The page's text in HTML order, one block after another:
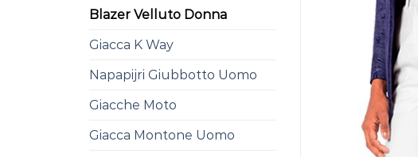
Blazer Velluto Donna
Giacca K Way
Napapijri Giubbotto Uomo
Giacche Moto
Giacca Montone Uomo